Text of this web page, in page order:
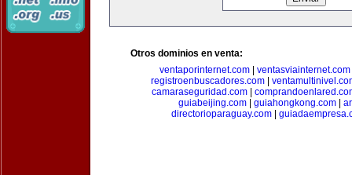
Otros dominios en venta:
ventaporinternet.com
ventasviainternet.com
registroenbuscadores.com
camaraseguridad.com
guiabeijing.com
guiahongkong.com
directorioparaguay.com|